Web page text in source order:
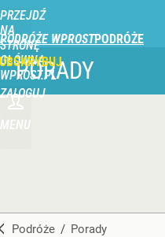
PRZEJDŹ
NA
STRONĘ
GŁÓWNĄ
WPROST.PL
PODRÓŻE WPROST
ZALOGUJ
MENU
PORADY
Podróże / Porady